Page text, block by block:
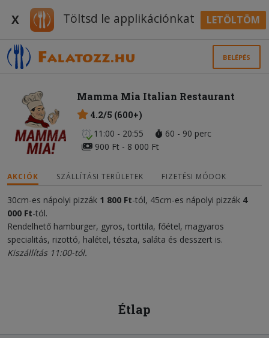
X Töltsd le applikációnkat LETÖLTÖM
BELÉPÉS
Mamma Mia Italian Restaurant
4.2/5 (600+)
11:00 - 20:55
60 - 90 perc
900 Ft - 8 000 Ft
AKCIÓK SZÁLLÍTÁSI TERÜLETEK FIZETÉSI MÓDOK
30cm-es nápolyi pizzák 1 800 Ft-tól, 45cm-es nápolyi pizzák 4
000 Ft-tól.
Rendelhető hamburger, gyros, torttila, főétel, magyaros
specialitás, rizottó, halétel, tészta, saláta és desszert is.
Kiszállítás 11:00-tól.
Étlap